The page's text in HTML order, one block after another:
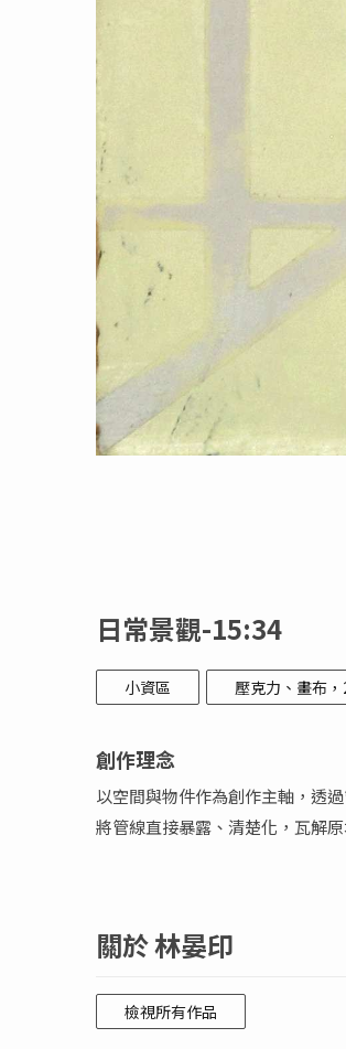
日常景觀-15:34
小資區 壓克力、畫布
創作理念
以空間與物件作為創作主軸，透
將管線直接暴露、清楚化，瓦解
關於 林晏印
檢視所有作品